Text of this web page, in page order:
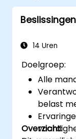
14 Uren
Doelgroep:
Alle
belast
Overzicht: